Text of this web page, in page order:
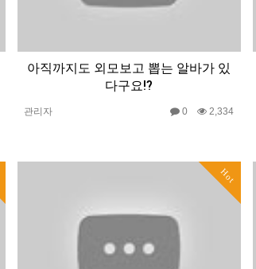
아직까지도 외모보고 뽑는 알바가 있
다구요!?
관리자 0 2,334
Hot